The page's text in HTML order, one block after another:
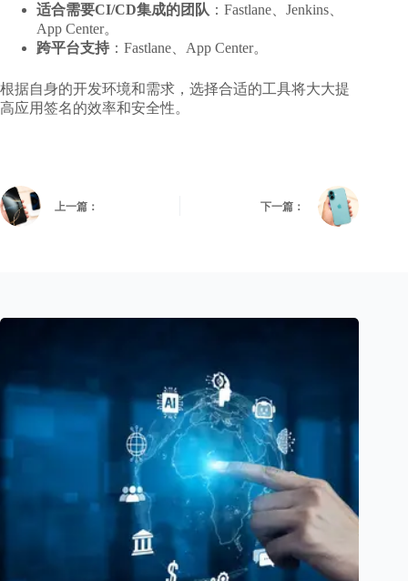
适合需要CI/CD集成的团队 ：Fastlane、Jenkins、
App Center。
跨平台支持 ：Fastlane、App Center。
根据自身的开发环境和需求，选择合适的工具将大大提
高应用签名的效率和安全性。
上一篇： 下一篇：